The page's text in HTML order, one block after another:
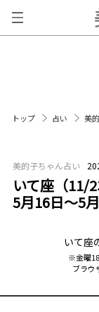
トップ 占い 美
美的子ちゃん占い
いて座（11/
5月16日～5
いて座
※金曜18
ブラウ